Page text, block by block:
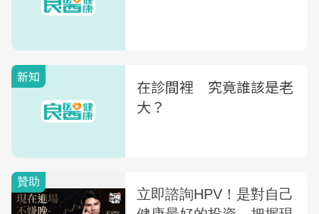
新知
在診間裡 究竟誰該是老
大？